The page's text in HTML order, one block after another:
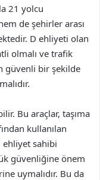
21 yolcu
de şehirler arası
D ehliyeti olan
olmalı ve trafik
güvenli bir şekilde
Bu araçlar, taşıma
kullanılan
ehliyet sahibi
güvenliğine önem
uymalıdır. Bu da